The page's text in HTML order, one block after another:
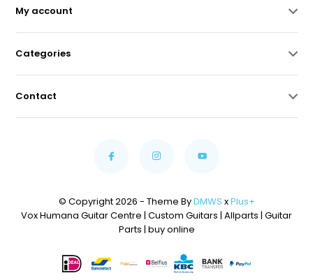
My account
Categories
Contact
© Copyright 2026 - Theme ByDMWS xPlus+
Vox Humana Guitar Centre | Custom Guitars | Allparts | Guitar
Parts | buy online